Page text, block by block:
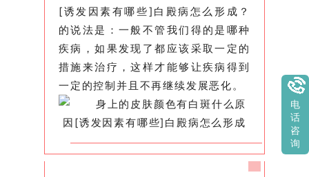
[诱发因素有哪些]白殿病怎么形成？
的说法是：一般不管我们得的是哪种
疾病，如果发现了都应该采取一定的
措施来治疗，这样才能够让疾病得到
一定的控制并且不再继续发展恶化。
电
话
咨
询